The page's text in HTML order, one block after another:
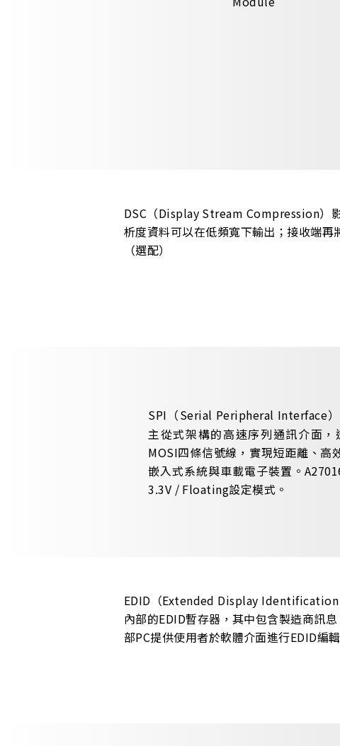
DSC（Display Stream Compression）
析度資料可以在低頻寬下輸出；接收端
（選配）
SPI（Serial Peripheral Interface
主從式架構的高速序列通訊介面，
MOSI四條信號線，實現短距離、高
嵌入式系統與車載電子裝置。
3.3V / Floating設定模式。
EDID（Extended Display Identification
內部的EDID暫存器，其中包含製造商訊
部PC提供使用者於軟體介面進行EDID編